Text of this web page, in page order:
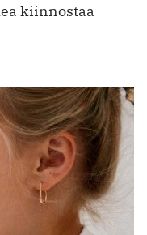
kiinnostaa